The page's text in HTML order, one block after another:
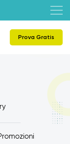
Prova Gratis